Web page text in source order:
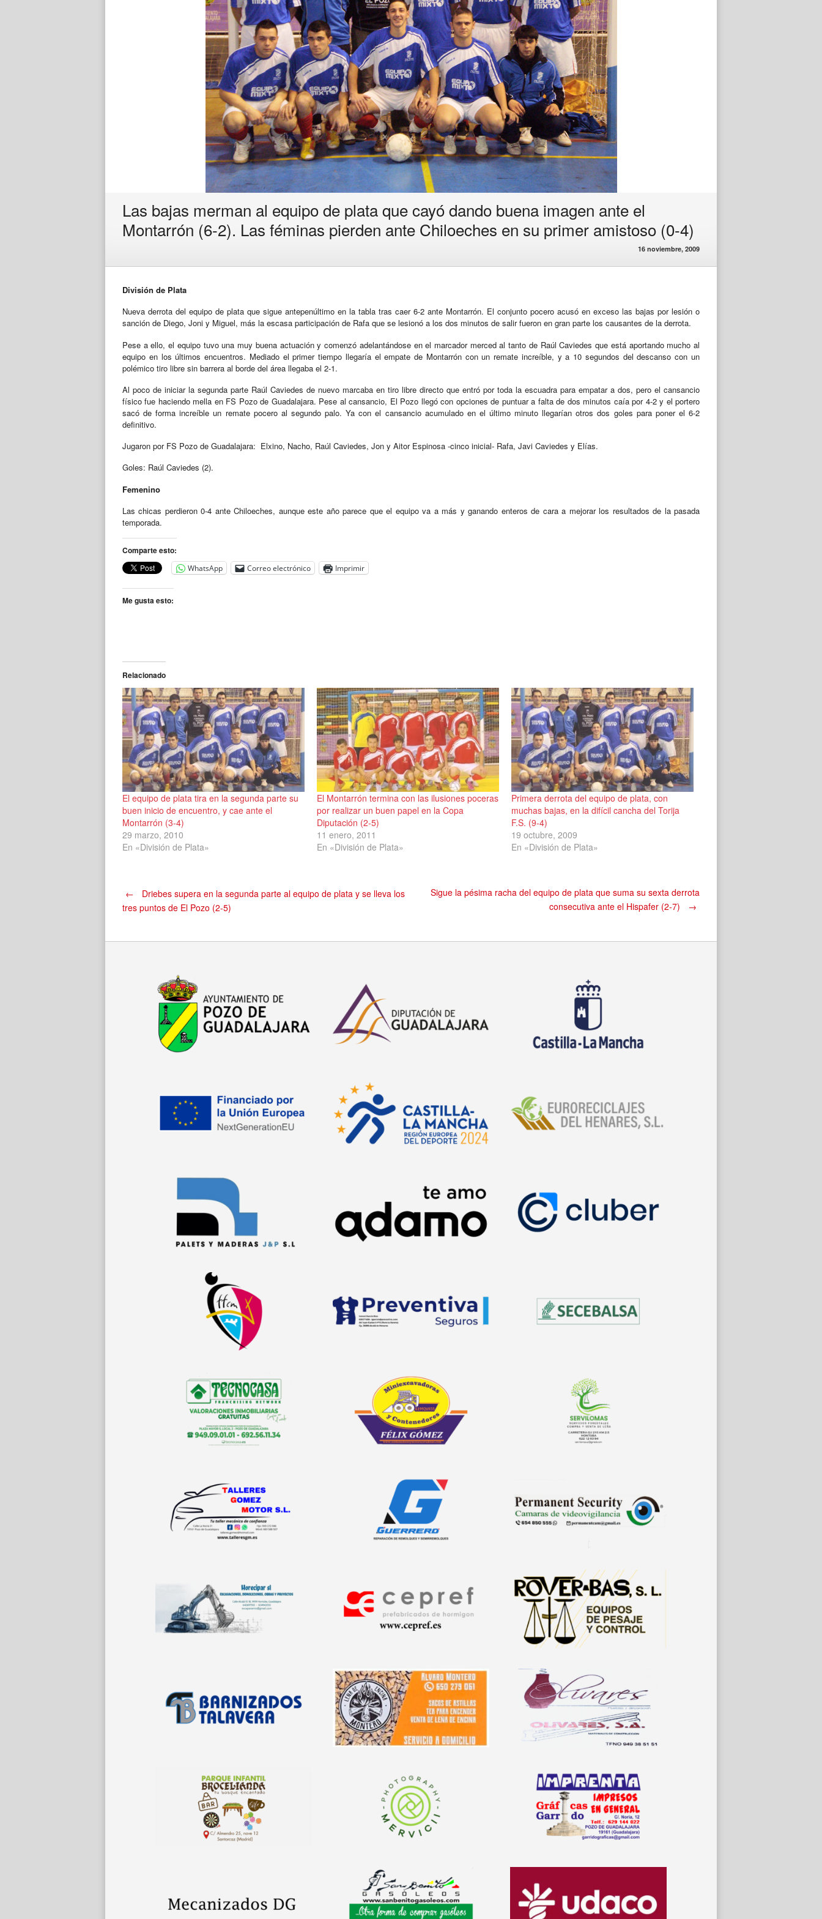
Las bajas merman al equipo de plata que cayó dando buena imagen ante el
Montarrón (6-2). Las féminas pierden ante Chiloeches en su primer amistoso (0-4)
16 noviembre, 2009
División de Plata
Nueva derrota del equipo de plata que sigue antepenúltimo en la tabla tras caer 6-2 ante Montarrón. El conjunto pocero acusó en exceso las bajas por lesión o
sanción de Diego, Joni y Miguel, más la escasa participación de Rafa que se lesionó a los dos minutos de salir fueron en gran parte los causantes de la derrota.
Pese a ello, el equipo tuvo una muy buena actuación y comenzó adelantándose en el marcador merced al tanto de Raúl Caviedes que está aportando mucho al
equipo en los últimos encuentros. Mediado el primer tiempo llegaría el empate de Montarrón con un remate increíble, y a 10 segundos del descanso con un
polémico tiro libre sin barrera al borde del área llegaba el 2-1.
Al poco de iniciar la segunda parte Raúl Caviedes de nuevo marcaba en tiro libre directo que entró por toda la escuadra para empatar a dos, pero el cansancio
físico fue haciendo mella en FS Pozo de Guadalajara. Pese al cansancio, El Pozo llegó con opciones de puntuar a falta de dos minutos caía por 4-2 y el portero
sacó de forma increíble un remate pocero al segundo palo. Ya con el cansancio acumulado en el último minuto llegarían otros dos goles para poner el 6-2
definitivo.
Jugaron por FS Pozo de Guadalajara: Elxino, Nacho, Raúl Caviedes, Jon y Aitor Espinosa -cinco inicial- Rafa, Javi Caviedes y Elías.
Goles: Raúl Caviedes (2).
Femenino
Las chicas perdieron 0-4 ante Chiloeches, aunque este año parece que el equipo va a más y ganando enteros de cara a mejorar los resultados de la pasada
temporada.
Comparte esto:
WhatsApp Correo electrónico Imprimir
Me gusta esto:
Relacionado
El equipo de plata tira en la segunda parte su
buen inicio de encuentro, y cae ante el
Montarrón (3-4)
29 marzo, 2010
En «División de Plata»
El Montarrón termina con las ilusiones poceras
por realizar un buen papel en la Copa
Diputación (2-5)
11 enero, 2011
En «División de Plata»
Primera derrota del equipo de plata, con
muchas bajas, en la difícil cancha del Torija
F.S. (9-4)
19 octubre, 2009
En «División de Plata»
Navegación
de
entradas
←
Driebes supera en la segunda parte al equipo de plata y se lleva los
tres puntos de El Pozo (2-5)
Sigue la pésima racha del equipo de plata que suma su sexta derrota
consecutiva ante el Hispafer (2-7)
→